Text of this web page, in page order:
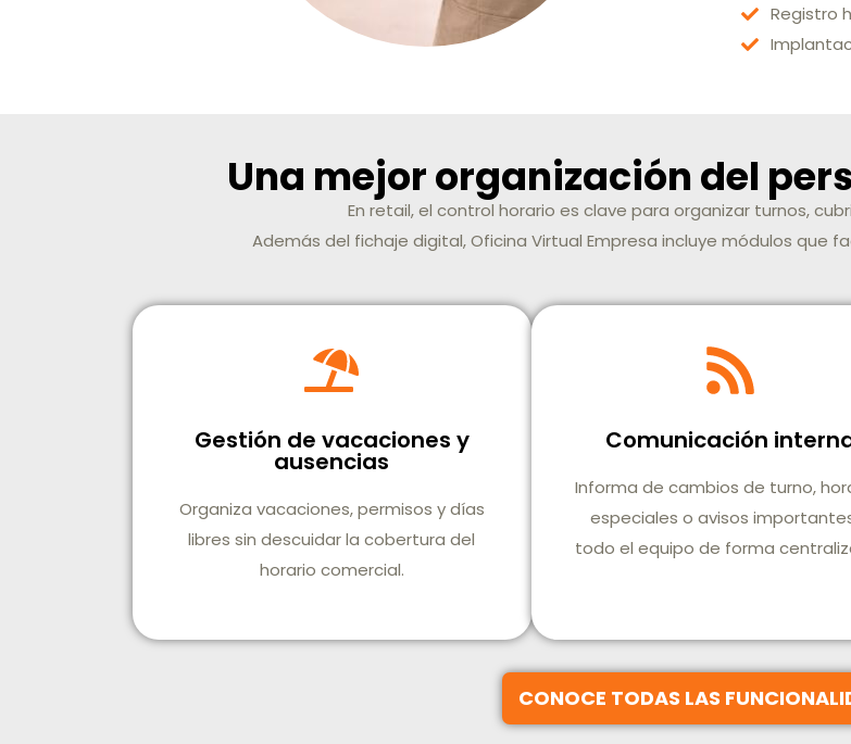
Registro
Una mejor organización del
En retail, el control horario es clave para organizar turnos,
Además del fichaje digital, Oficina Virtual Empresa incluye módulos que
Gestión de vacaciones y
ausencias
Organiza vacaciones, permisos y días
libres sin descuidar la cobertura del
horario comercial.
Comunicación
Informa de cambios de turno,
especiales o avisos
todo el equipo de forma
CONOCE TODAS LAS